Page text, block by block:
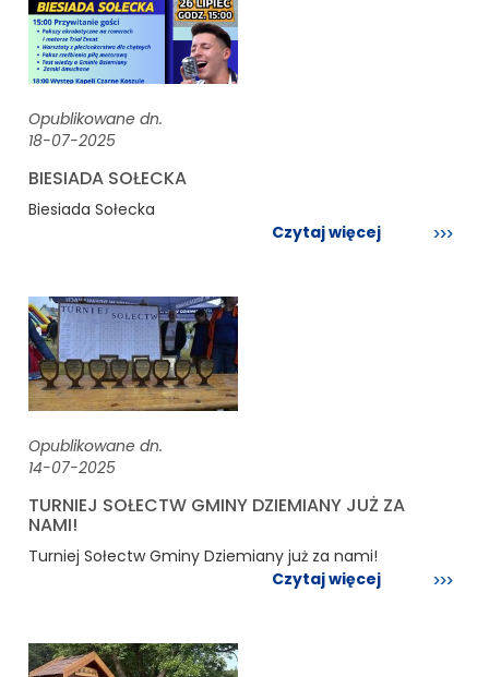
Opublikowane dn.
18-07-2025
BIESIADA SOŁECKA
Biesiada Sołecka
Czytaj więcej
Opublikowane dn.
14-07-2025
TURNIEJ SOŁECTW GMINY DZIEMIANY JUŻ ZA
NAMI!
Turniej Sołectw Gminy Dziemiany już za nami!
Czytaj więcej